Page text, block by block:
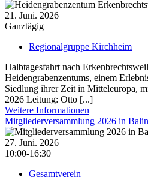
21. Juni. 2026
Ganztägig
Regionalgruppe Kirchheim
Halbtagesfahrt nach
Heidengrabenzentums, einem
Siedlung ihrer Zeit in Mitteleuropa,
2026 Leitung: Otto [...]
Weitere Informationen
Mitgliederversammlung 2026 in
27. Juni. 2026
10:00-16:30
Gesamtverein